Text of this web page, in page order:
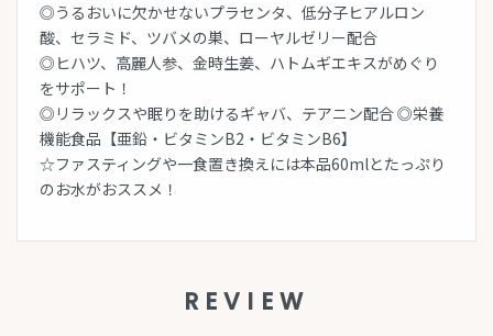
◎うるおいに欠かせないプラセンタ、低分子ヒアルロン
酸、セラミド、ツバメの巣、ローヤルゼリー配合
◎ヒハツ、高麗人参、金時生姜、ハトムギエキスがめぐり
をサポート！
◎リラックスや眠りを助けるギャバ、テアニン配合 ◎栄養
機能食品【亜鉛・ビタミンB2・ビタミンB6】
☆ファスティングや一食置き換えには本品60mlとたっぷり
のお水がおススメ！
REVIEW